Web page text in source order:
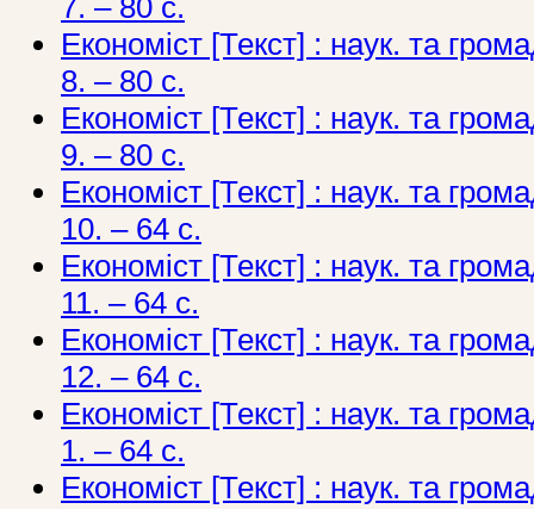
Економіст [Текст] : наук. та
8. – 80 с.
Економіст [Текст] : наук. та
9. – 80 с.
Економіст [Текст] : наук. та
10. – 64 с.
Економіст [Текст] : наук. та
11. – 64 с.
Економіст [Текст] : наук. та
12. – 64 с.
Економіст [Текст] : наук. та
1. – 64 с.
Економіст [Текст] : наук. та